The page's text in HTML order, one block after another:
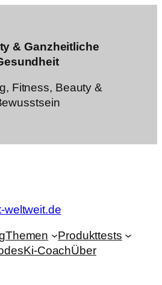
& Ganzheitliche
Fitness, Beauty &
weltweit.de
Themen
Produkttests
Ki-CoachÜber